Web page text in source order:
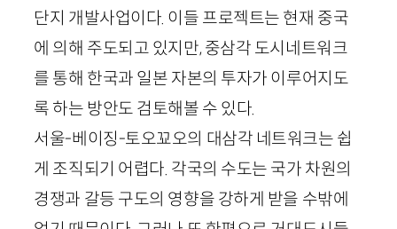
단지 개발사업이다. 이들 프로젝트는 현재 중국
에 의해 주도되고 있지만, 중삼각 도시네트워크
를 통해 한국과 일본 자본의 투자가 이루어지도
록 하는 방안도 검토해볼 수 있다.
서울-베이징-토오꾜오의 대삼각 네트워크는 쉽
게 조직되기 어렵다. 각국의 수도는 국가 차원의
경쟁과 갈등 구도의 영향을 강하게 받을 수밖에